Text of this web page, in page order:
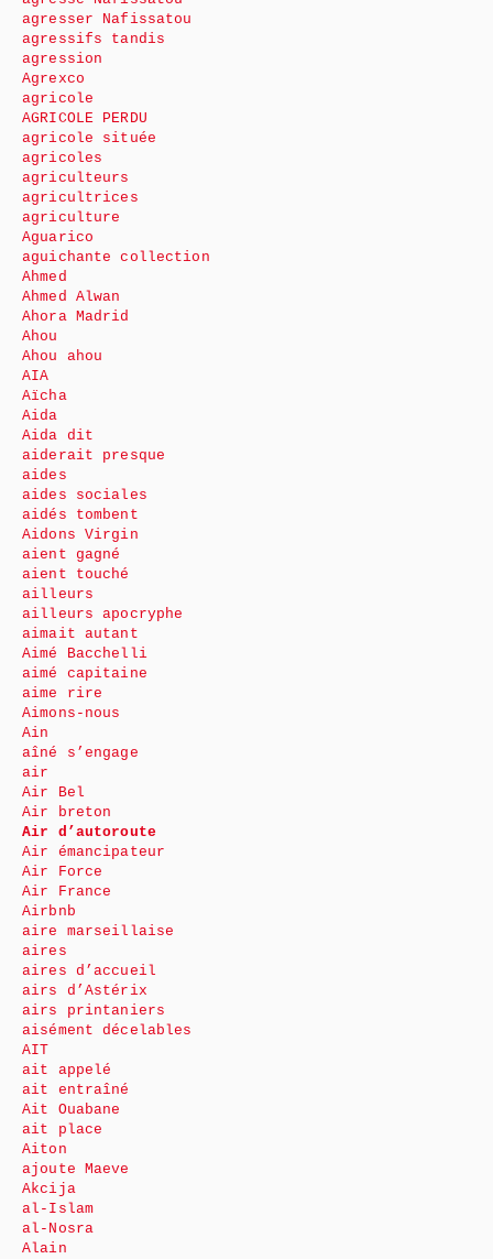
agresser Nafissatou
agressifs tandis
agression
Agrexco
agricole
AGRICOLE PERDU
agricole située
agricoles
agriculteurs
agricultrices
agriculture
Aguarico
aguichante collection
Ahmed
Ahmed Alwan
Ahora Madrid
Ahou
Ahou ahou
AIA
Aïcha
Aida
Aida dit
aiderait presque
aides
aides sociales
aidés tombent
Aidons Virgin
aient gagné
aient touché
ailleurs
ailleurs apocryphe
aimait autant
Aimé Bacchelli
aimé capitaine
aime rire
Aimons-nous
Ain
aîné s’engage
air
Air Bel
Air breton
Air d’autoroute
Air émancipateur
Air Force
Air France
Airbnb
aire marseillaise
aires
aires d’accueil
airs d’Astérix
airs printaniers
aisément décelables
AIT
ait appelé
ait entraîné
Ait Ouabane
ait place
Aiton
ajoute Maeve
Akcija
al-Islam
al-Nosra
Alain